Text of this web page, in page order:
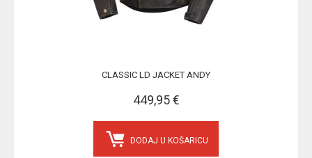
CLASSIC LD JACKET ANDY
449,95 €
DODAJ U KOŠARICU